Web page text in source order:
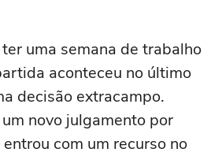
uma semana de trabalho
aconteceu no último
decisão extracampo.
novo julgamento por
com um recurso no